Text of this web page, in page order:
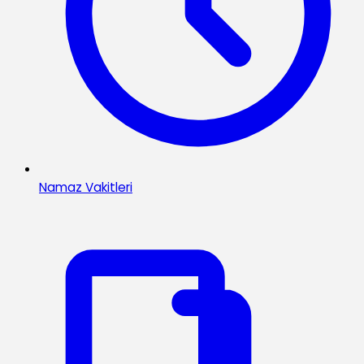
Namaz Vakitleri